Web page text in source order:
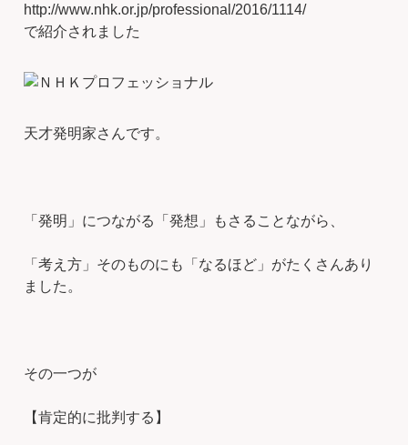
http://www.nhk.or.jp/professional/2016/1114/
で紹介されました
天才発明家さんです。
「発明」につながる「発想」もさることながら、
「考え方」そのものにも「なるほど」がたくさんあり
ました。
その一つが
【肯定的に批判する】